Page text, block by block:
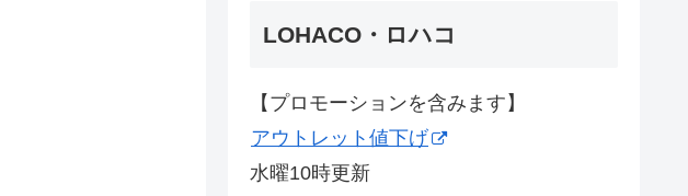
LOHACO・ロハコ
【プロモーションを含みます】
アウトレット値下げ
水曜10時更新